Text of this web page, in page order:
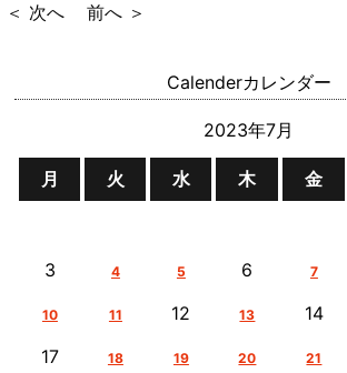
＜ 次へ 前へ ＞
Calenderカレンダー
2023年7月
月 火 水 木 金
3
4 5 6 7
10 11 12 13 14
17
18 19 20 21